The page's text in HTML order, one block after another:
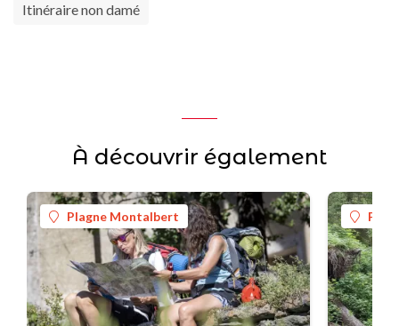
Itinéraire non damé
À découvrir également
Plagne Montalbert